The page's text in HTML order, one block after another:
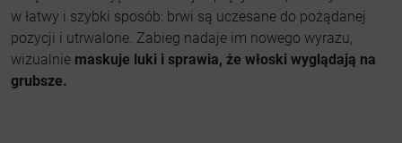
w łatwy i szybki sposób: brwi są uczesane do pożądanej
pozycji i utrwalone. Zabieg nadaje im nowego wyrazu,
wizualnie maskuje luki i sprawia, że włoski wyglądają na
grubsze.